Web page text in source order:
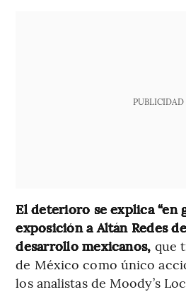
PUBLICIDAD
El deterioro se explica “en
exposición a Altán Redes
desarrollo mexicanos, que
de México como único
los analistas de Moody’s